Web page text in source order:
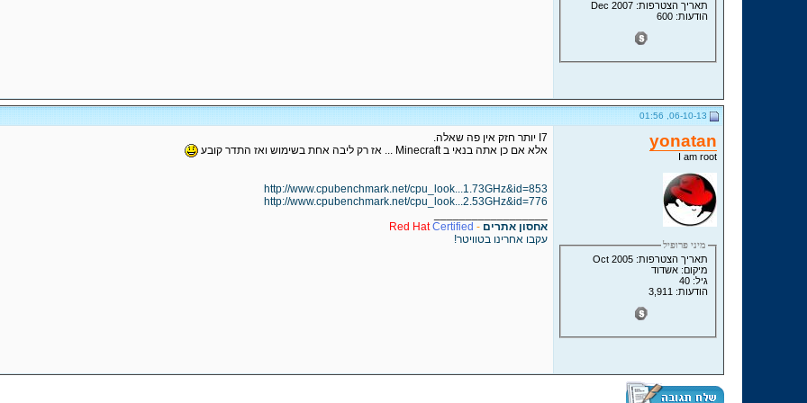
תאריך הצטרפות: Dec 2007
הודעות: 600
yonatan
I am root
מיני פרופיל
תאריך הצטרפות: Oct 2005
מיקום: אשדוד
גיל: 40
הודעות: 3,911
I7 יותר חזק אין פה שאלה.
אלא אם כן אתה בנאי ב Minecraft ... אז רק ליבה אחת בשימוש ואז התדר קובע
http://www.cpubenchmark.net/cpu_look...1.73GHz&id=853
http://www.cpubenchmark.net/cpu_look...2.53GHz&id=776
אחסון אתרים -
Red Hat Certified
עקבו אחרינו בטוויטר!